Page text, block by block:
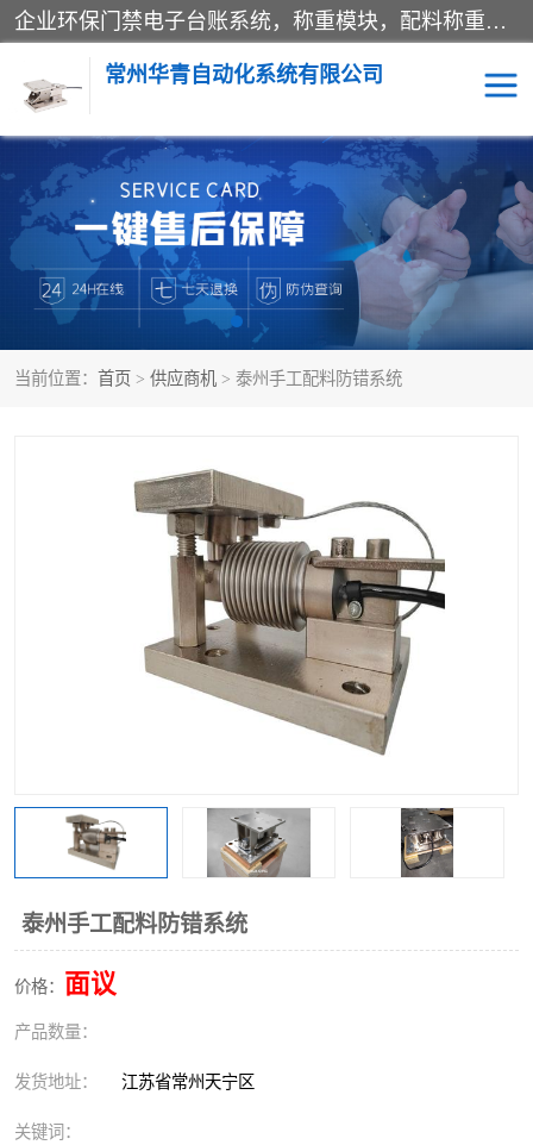
企业环保门禁电子台账系统，称重模块，配料称重系统,称重模块厂家,地磅称重系统,检重秤厂家 常州华青自动化主营：称重模块、无人值守称重系统、配料称重系统、地磅称重系统、检重秤、托利多称重模块等产品。各种称重软件，移动源环保门禁电子台账系统软件。 常州华青自动化系统有限公司7*24的电话支持服务、项目现场开发服务、新功能定制研发服务，产品培训、远程维护，现场安装调试工程等。
常州华青自动化系统有限公司
当前位置： 首页 > 供应商机 > 泰州手工配料防错系统
泰州手工配料防错系统
价格： 面议
产品数量：
发货地址： 江苏省常州天宁区
关键词：
称重模块 称重仪表
手工配料系统 屠宰管理软件
自动化配料系统 称重贴标机
屠宰轨道秤 检重秤